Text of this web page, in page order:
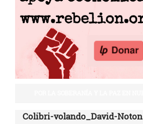
Colibri-volando_David-Noton